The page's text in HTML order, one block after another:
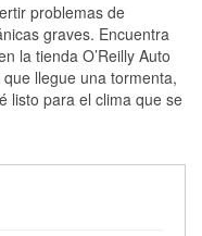
problemas de
graves. Encuentra
la tienda O’Reilly Auto
llegue una tormenta,
listo para el clima que se